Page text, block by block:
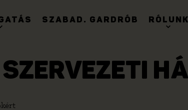
SZABAD. GARDRÓB RÓLUNK